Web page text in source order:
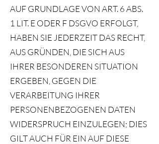
AUF GRUNDLAGE VON ART. 6 ABS.
1 LIT. E ODER F DSGVO ERFOLGT,
HABEN SIE JEDERZEIT DAS RECHT,
AUS GRÜNDEN, DIE SICH AUS
IHRER BESONDEREN SITUATION
ERGEBEN, GEGEN DIE
VERARBEITUNG IHRER
PERSONENBEZOGENEN DATEN
WIDERSPRUCH EINZULEGEN; DIES
GILT AUCH FÜR EIN AUF DIESE